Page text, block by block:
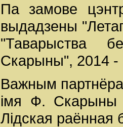
Па замове
выдадзены
"Таварыства
Скарыны", 2014 -
Важным
імя Ф. Скарыны
Лідская раённая